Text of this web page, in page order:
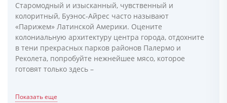
Старомодный и изысканный, чувственный и
колоритный, Буэнос-Айрес часто называют
«Парижем» Латинской Америки. Оцените
колониальную архитектуру центра города, отдохните
в тени прекрасных парков районов Палермо и
Реколета, попробуйте нежнейшее мясо, которое
готовят только здесь –
Показать еще